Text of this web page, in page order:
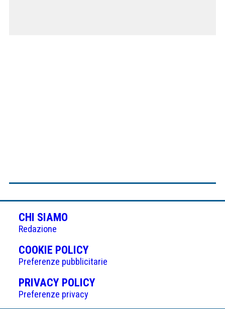
CHI SIAMO
Redazione
COOKIE POLICY(APRE
IN
UNA
NUOVA
Preferenze pubblicitarie
PRIVACY POLICY(APRE
Preferenze privacy